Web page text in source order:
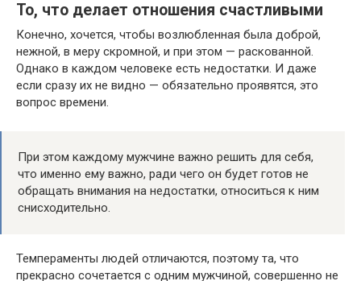
То, что делает отношения счастливыми
Конечно, хочется, чтобы возлюбленная была доброй,
нежной, в меру скромной, и при этом — раскованной.
Однако в каждом человеке есть недостатки. И даже
если сразу их не видно — обязательно проявятся, это
вопрос времени.
При этом каждому мужчине важно решить для себя,
что именно ему важно, ради чего он будет готов не
обращать внимания на недостатки, относиться к ним
снисходительно.
Темпераменты людей отличаются, поэтому та, что
прекрасно сочетается с одним мужчиной, совершенно не